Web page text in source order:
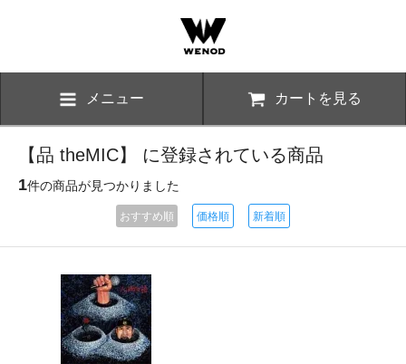
メニュー カートを見る
【品 theMIC】 に登録されている商品
1件の商品が見つかりました
おすすめ順 価格順 新着順